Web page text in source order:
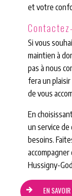
et votre
Si vous
maintien à
pas à nous
fera un
de vous
En
un service
besoins.
Hussigny-
EN